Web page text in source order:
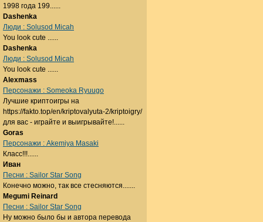
1998 года 199......
Dashenka
Люди : Solusod Micah
You look cute ......
Dashenka
Люди : Solusod Micah
You look cute ......
Alexmass
Персонажи : Someoka Ryuugo
Лучшие криптоигры на
https://fakto.top/en/kriptovalyuta-2/kriptoigry/
для вас - играйте и выигрывайте!......
Goras
Персонажи : Akemiya Masaki
Класс!!!......
Иван
Песни : Sailor Star Song
Конечно можно, так все стесняются.......
Megumi Reinard
Песни : Sailor Star Song
Ну можно было бы и автора перевода